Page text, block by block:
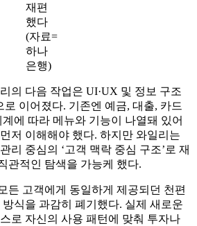
재편
했다
(자료=
하나
은행)
의 다음 작업은 UI·UX 및 정보 구조
이어졌다. 기존엔 예금, 대출, 카드
에 따라 메뉴와 기능이 나열돼 있어
저 이해해야 했다. 하지만 와일리는
리 중심의 ‘고객 맥락 중심 구조’로 재
관적인 탐색을 가능케 했다.
든 고객에게 동일하게 제공되던 천편
식을 과감히 폐기했다. 실제 새로운
로 자신의 사용 패턴에 맞춰 투자나